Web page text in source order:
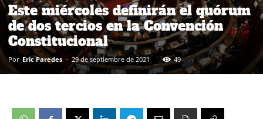
Este miércoles definirán el quórum
de dos tercios en la Convención
Constitucional
Por Eric Paredes - 29 de septiembre de 2021 49